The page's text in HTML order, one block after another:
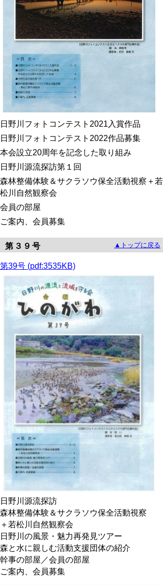
日野川フォトコンテスト2021入賞作品
日野川フォトコンテスト2022作品募集
本会設立20周年を記念した取り組み
日野川源流探訪第１回
森林整備体験＆サクラソウ保全活動視察＋若
松川自然観察会
会員の部屋
ご案内、会員募集
第３９号 ▲トップに戻る
第39号 (pdf:3535KB)
日野川源流探訪
森林整備体験＆サクラソウ保全活動視察
＋若松川自然観察会
日野川の風景・魅力再発見ツアー
森と水に親しむ活動支援団体の紹介
幹事の部屋／会員の部屋
ご案内、会員募集